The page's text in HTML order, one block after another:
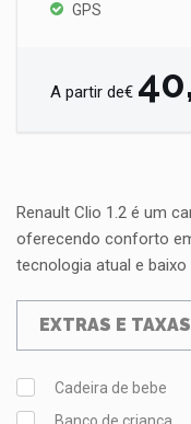
GPS
A partir de€
Renault Clio 1.2 é um
oferecendo conforto
tecnologia atual e
EXTRAS E TAXAS
Cadeira de bebe